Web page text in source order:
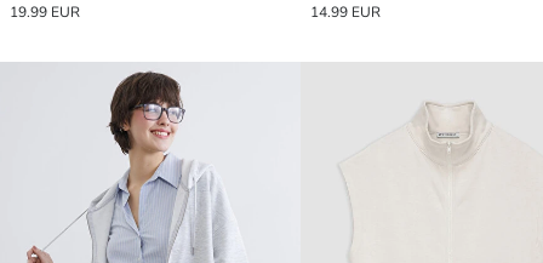
19.99 EUR
14.99 EUR